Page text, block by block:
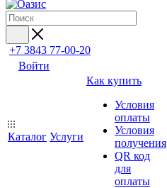
+7 3843 77-00-20
Войти
Каталог Услуги
Как купить
Условия
оплаты
Условия
получения
QR код
для
оплаты